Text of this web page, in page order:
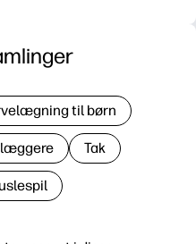
til børn
Tak